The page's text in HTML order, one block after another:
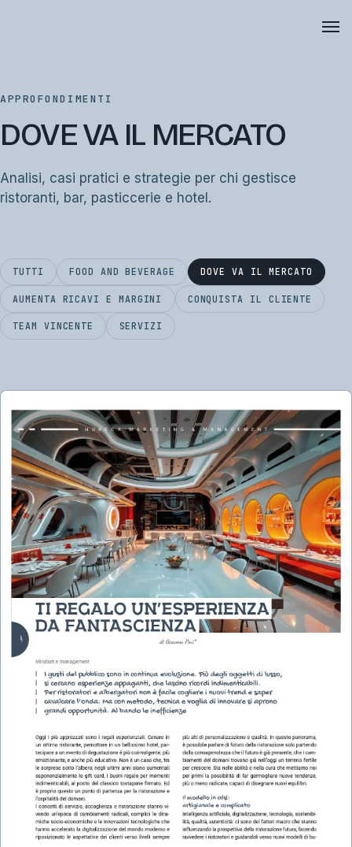
APPROFONDIMENTI
DOVE VA IL MERCATO
Analisi, casi pratici e strategie per chi gestisce
ristoranti, bar, pasticcerie e hotel.
TUTTI FOOD AND BEVERAGE DOVE VA IL MERCATO
AUMENTA RICAVI E MARGINI CONQUISTA IL CLIENTE
TEAM VINCENTE SERVIZI